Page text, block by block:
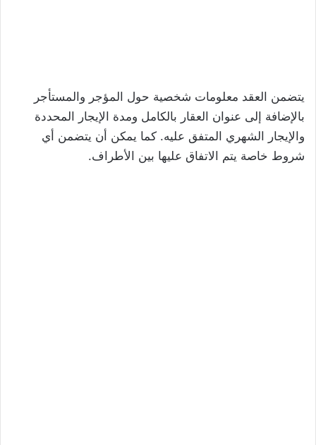
يتضمن العقد معلومات شخصية حول المؤجر والمستأجر
بالإضافة إلى عنوان العقار بالكامل ومدة الإيجار المحددة
والإيجار الشهري المتفق عليه. كما يمكن أن يتضمن أي
شروط خاصة يتم الاتفاق عليها بين الأطراف.